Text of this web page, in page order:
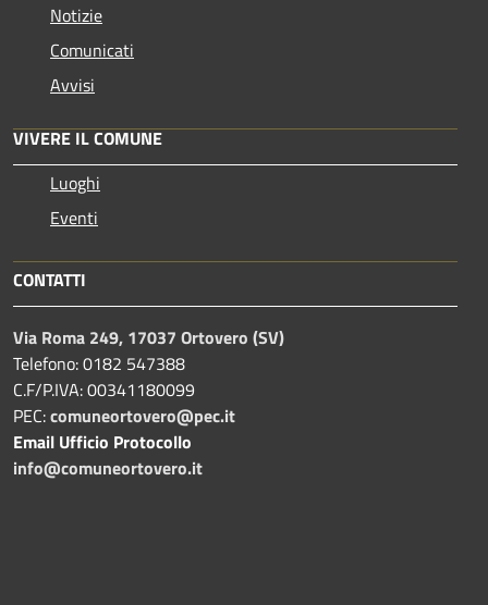
Notizie
Comunicati
Avvisi
VIVERE IL COMUNE
Luoghi
Eventi
CONTATTI
Via Roma 249, 17037 Ortovero (SV)
Telefono: 0182 547388
C.F/P.IVA: 00341180099
PEC:comuneortovero@pec.it
Email Ufficio Protocollo
info@comuneortovero.it